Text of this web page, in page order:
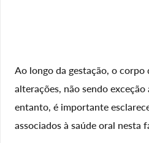
Ao longo da gestação, o
alterações, não sendo
entanto, é importante
associados à saúde oral nesta